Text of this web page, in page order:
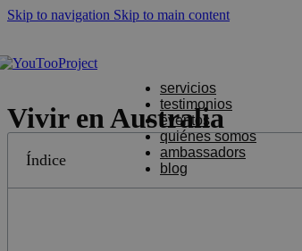
Skip to navigation Skip to main content
Nueva Zelanda
servicios
testimonios
eventos
quiénes somos
ambassadors
blog
Vivir en Australia
Índice